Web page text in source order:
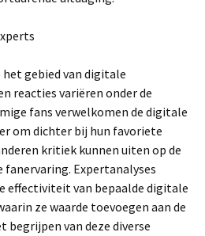
gebied van digitale
reacties variëren onder de
fans verwelkomen de digitale
om dichter bij hun favoriete
kritiek kunnen uiten op de
fanervaring. Expertanalyses
effectiviteit van bepaalde digitale
ze waarde toevoegen aan de
begrijpen van deze diverse